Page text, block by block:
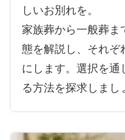
しいお別れを。
家族葬から一般葬
態を解説し、それ
にします。選択を通
る方法を探求しまし